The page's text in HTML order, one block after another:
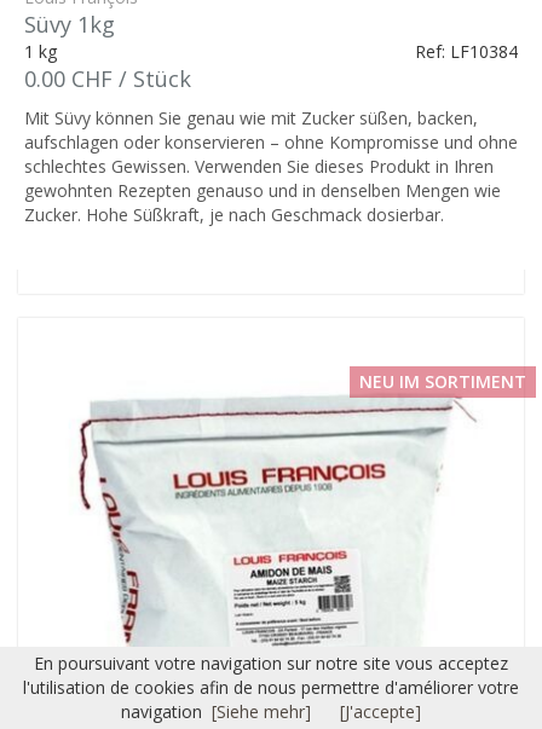
Süvy 1kg
1 kg Ref: LF10384
0.00 CHF / Stück
Mit Süvy können Sie genau wie mit Zucker süßen, backen,
aufschlagen oder konservieren – ohne Kompromisse und ohne
schlechtes Gewissen. Verwenden Sie dieses Produkt in Ihren
gewohnten Rezepten genauso und in denselben Mengen wie
Zucker. Hohe Süßkraft, je nach Geschmack dosierbar.
NEU IM SORTIMENT
En poursuivant votre navigation sur notre site vous acceptez
l'utilisation de cookies afin de nous permettre d'améliorer votre
navigation [Siehe mehr] [J'accepte]